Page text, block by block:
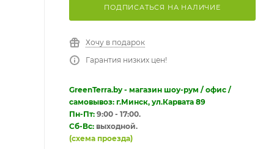
ПОДПИСАТЬСЯ НА НАЛИЧИЕ
Хочу в подарок
Гарантия низких цен!
GreenTerra.by - магазин шоу-рум / офис /
самовывоз: г.Минск, ул.Карвата 89
Пн-Пт: 9:00 - 17:00.
Сб-Вс: выходной.
(схема проезда)